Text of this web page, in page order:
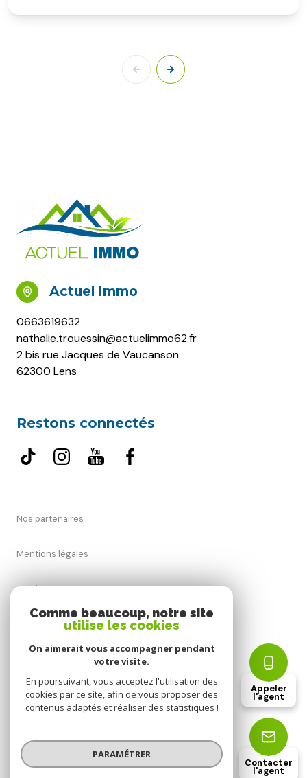
Appeler
l'agent
Contacter
l'agent
Actuel Immo
0663619632
nathalie.trouessin@actuelimmo62.fr
2 bis rue Jacques de Vaucanson
62300 Lens
Restons connectés
Nos partenaires
Mentions légales
Admin
Nos honoraires
Cookies
© 2026 | Tous droits réservés
Comme beaucoup, notre site
utilise les cookies
On aimerait vous accompagner pendant
votre visite.
En poursuivant, vous acceptez l'utilisation des
cookies par ce site, afin de vous proposer des
contenus adaptés et réaliser des statistiques !
PARAMÉTRER